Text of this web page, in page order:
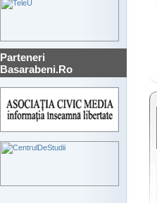
Parteneri
Basarabeni.Ro